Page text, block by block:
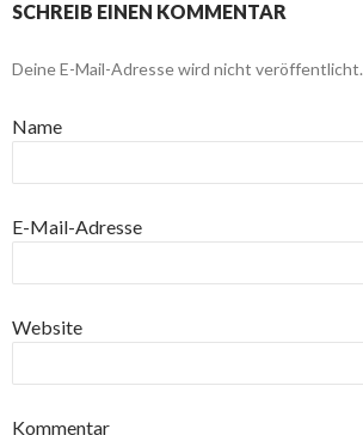
SCHREIB EINEN KOMMENTAR
Deine E-Mail-Adresse wird nicht veröffentlicht.
Name
E-Mail-Adresse
Website
Kommentar